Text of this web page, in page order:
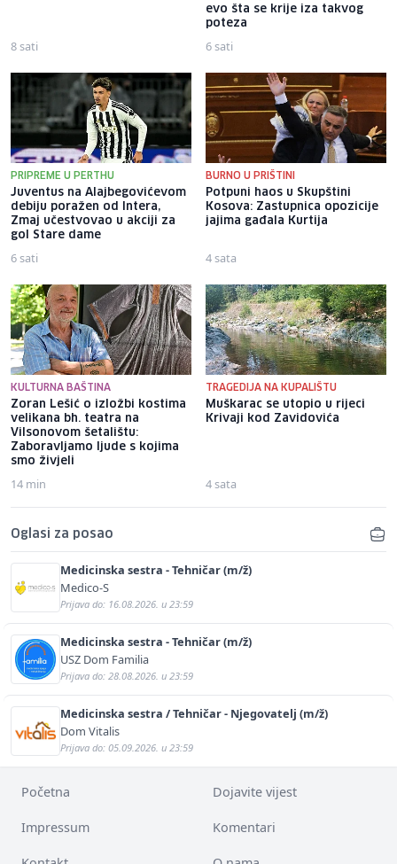
8 sati
evo šta se krije iza takvog
poteza
6 sati
PRIPREME U PERTHU
Juventus na Alajbegovićevom
debiju poražen od Intera,
Zmaj učestvovao u akciji za
gol Stare dame
6 sati
BURNO U PRIŠTINI
Potpuni haos u Skupštini
Kosova: Zastupnica opozicije
jajima gađala Kurtija
4 sata
KULTURNA BAŠTINA
Zoran Lešić o izložbi kostima
velikana bh. teatra na
Vilsonovom šetalištu:
Zaboravljamo ljude s kojima
smo živjeli
14 min
TRAGEDIJA NA KUPALIŠTU
Muškarac se utopio u rijeci
Krivaji kod Zavidovića
4 sata
Oglasi za posao
Medicinska sestra - Tehničar (m/ž)
Medico-S
Prijava do: 16.08.2026. u 23:59
Medicinska sestra - Tehničar (m/ž)
USZ Dom Familia
Prijava do: 28.08.2026. u 23:59
Medicinska sestra / Tehničar - Njegovatelj (m/ž)
Dom Vitalis
Prijava do: 05.09.2026. u 23:59
Početna Dojavite vijest
Impressum Komentari